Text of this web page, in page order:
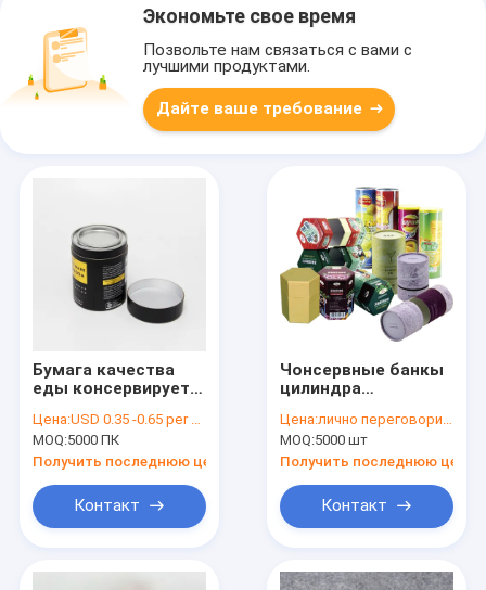
Экономьте свое время
Позвольте нам связаться с вами с
лучшими продуктами.
Дайте ваше требование
Бумага качества
еды консервирует
Цена:USD 0.35 -0.65 per unit
MOQ:5000 ПК
Получить последнюю цену
Контакт
Чонсервные банкы
цилиндра
Recyclable
бумажные
упаковывая для
косметик и спичек
еды
Цена:лично переговорить
MOQ:5000 шт
Получить последнюю цену
Контакт